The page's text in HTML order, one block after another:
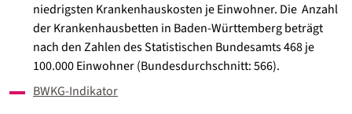
niedrigsten Krankenhauskosten je Einwohner. Die Anzahl
der Krankenhausbetten in Baden-Württemberg beträgt
nach den Zahlen des Statistischen Bundesamts 468 je
100.000 Einwohner (Bundesdurchschnitt: 566).
BWKG-Indikator